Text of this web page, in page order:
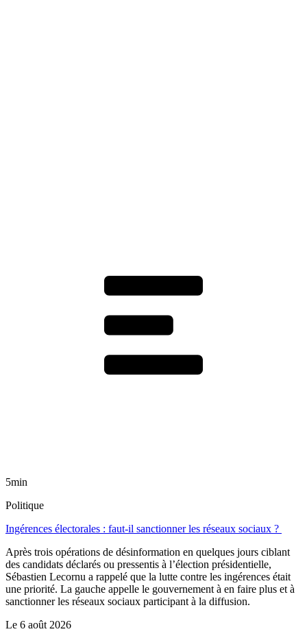
5min
Politique
Ingérences électorales : faut-il sanctionner les réseaux sociaux ?
Après trois opérations de désinformation en quelques jours ciblant
des candidats déclarés ou pressentis à l’élection présidentielle,
Sébastien Lecornu a rappelé que la lutte contre les ingérences était
une priorité. La gauche appelle le gouvernement à en faire plus et à
sanctionner les réseaux sociaux participant à la diffusion.
Le 6 août 2026